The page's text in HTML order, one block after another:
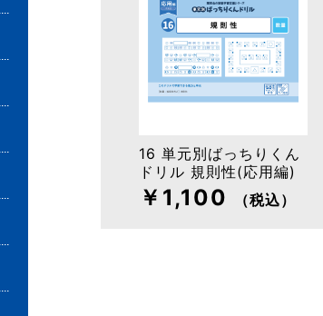
16 単元別ばっちりくん
ドリル 規則性(応用編)
￥1,100 （税込）